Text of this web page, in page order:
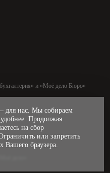
и «Моё дело Бюро»
дело»
для нас. Мы собираем
Продолжая
на сбор
или запретить
Вашего браузера.